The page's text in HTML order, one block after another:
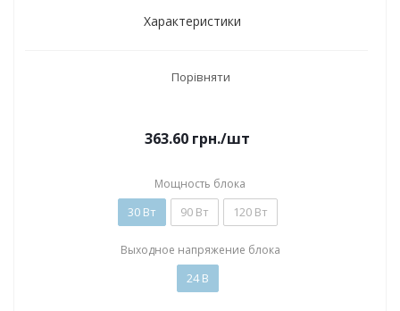
Характеристики
Порівняти
363.60грн./шт
Мощность блока
30 Вт 90 Вт 120 Вт
Выходное напряжение блока
24 В